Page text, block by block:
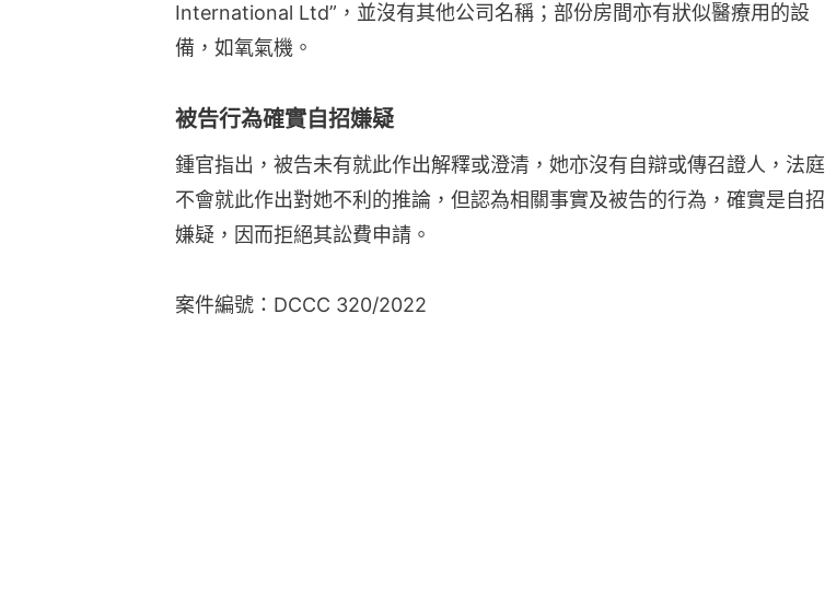
International Ltd”，並沒有其他公司名稱；部份房間亦有狀似醫療用的設
備，如氧氣機。
被告行為確實自招嫌疑
鍾官指出，被告未有就此作出解釋或澄清，她亦沒有自辯或傳召證人，法庭
不會就此作出對她不利的推論，但認為相關事實及被告的行為，確實是自招
嫌疑，因而拒絕其訟費申請。
案件編號：DCCC 320/2022